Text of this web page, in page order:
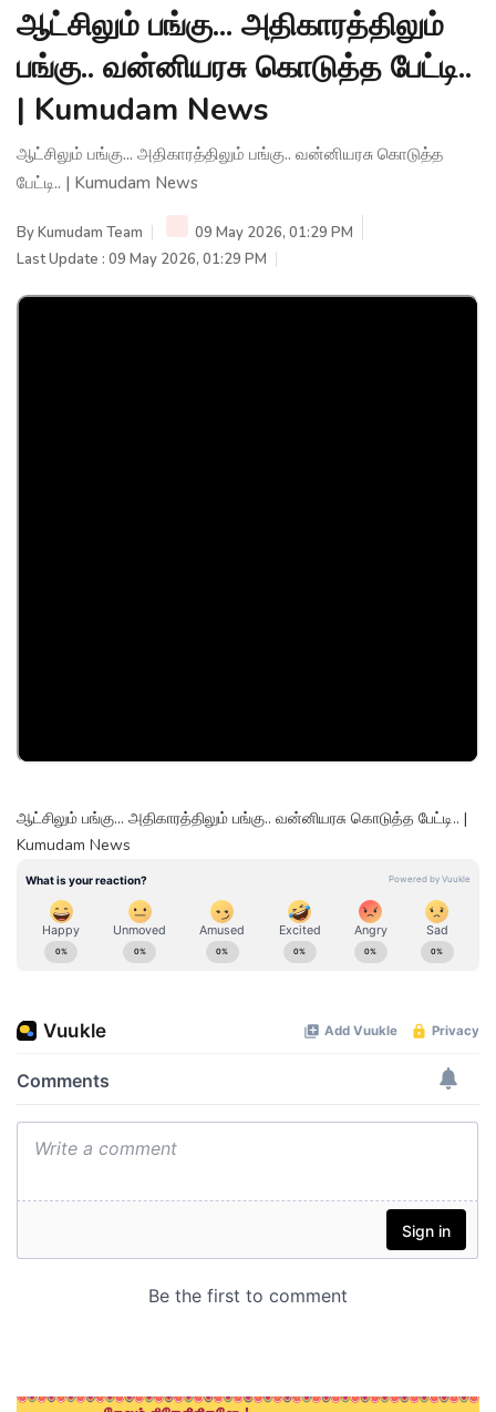
ஆட்சிலும் பங்கு... அதிகாரத்திலும்
பங்கு.. வன்னியரசு கொடுத்த பேட்டி..
| Kumudam News
ஆட்சிலும் பங்கு... அதிகாரத்திலும் பங்கு.. வன்னியரசு கொடுத்த
பேட்டி.. | Kumudam News
ByKumudam Team
09 May 2026, 01:29 PM
Last Update : 09 May 2026, 01:29 PM
ஆட்சிலும் பங்கு... அதிகாரத்திலும் பங்கு.. வன்னியரசு கொடுத்த பேட்டி.. |
Kumudam News